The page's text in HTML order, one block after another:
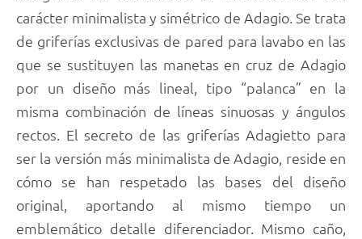
carácter minimalista y simétrico de Adagio. Se trata
de griferías exclusivas de pared para lavabo en las
que se sustituyen las manetas en cruz de Adagio
por un diseño más lineal, tipo “palanca” en la
misma combinación de líneas sinuosas y ángulos
rectos. El secreto de las griferías Adagietto para
ser la versión más minimalista de Adagio, reside en
cómo se han respetado las bases del diseño
original, aportando al mismo tiempo un
emblemático detalle diferenciador. Mismo caño,